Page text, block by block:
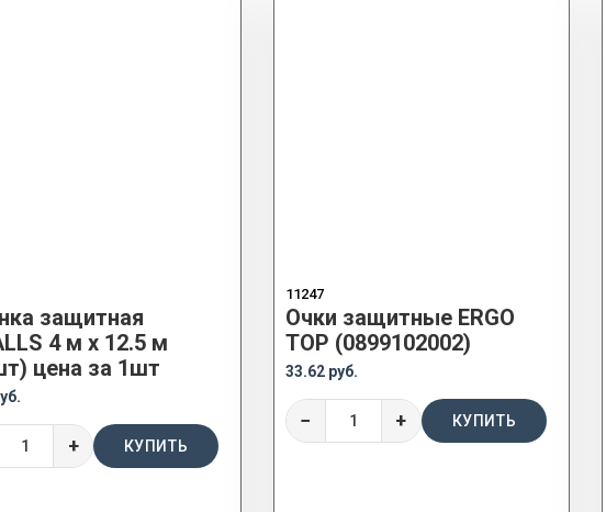
защитная
4 м x 12.5 м
цена за 1шт
+ КУПИТЬ
11247
Очки защитные ERGO
TOP (0899102002)
33.62 руб.
− + КУПИТЬ